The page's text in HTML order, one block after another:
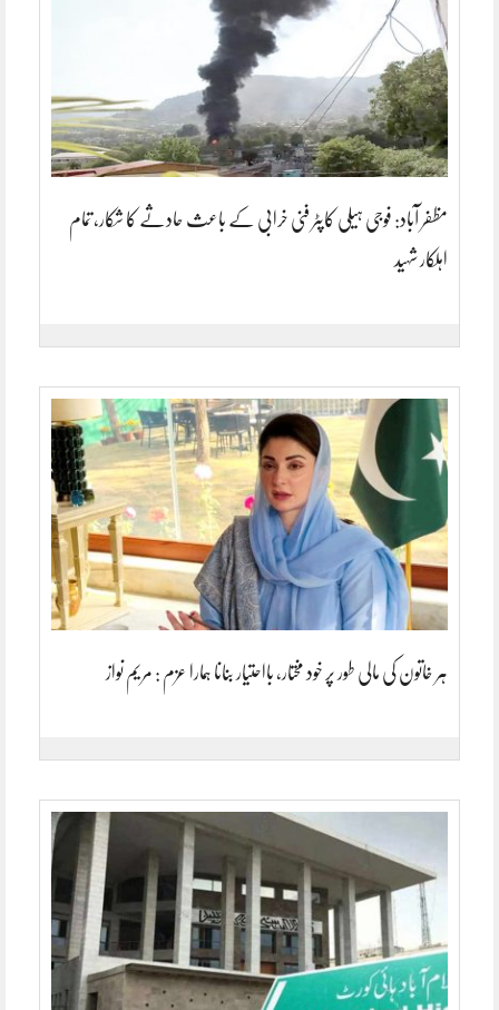
مظفر آباد: فوجی ہیلی کاپٹر فنی خرابی کے باعث حادثے کا شکار، تمام
اہلکار شہید
ہر خاتون کی مالی طور پر خود مختار، بااحتیار بنانا ہمارا عزم : مریم نواز